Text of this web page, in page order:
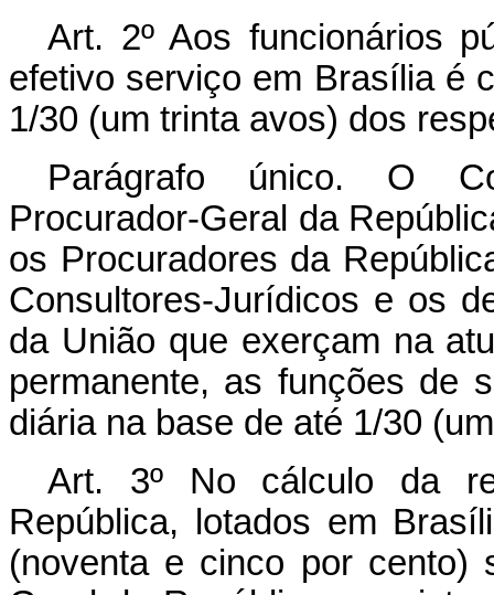
Art. 2º Aos funcionários
efetivo serviço em Brasília é
1/30 (um trinta avos) dos
Parágrafo único. O
Procurador-Geral da
os Procuradores da
Consultores-Jurídicos e os
da União que exerçam na
permanente, as funções de
diária na base de até 1/30
Art. 3º No cálculo da
República, lotados em
(noventa e cinco por cento)